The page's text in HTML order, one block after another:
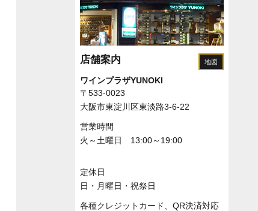
店舗案内 地図
ワインプラザYUNOKI
〒533-0023
大阪市東淀川区東淡路3-6-22
営業時間
火～土曜日 13:00～19:00
定休日
日・月曜日・祝祭日
各種クレジットカード、QR決済対応